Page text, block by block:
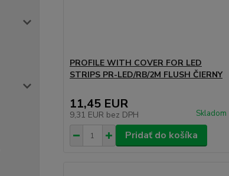
PROFILE WITH COVER FOR LED
STRIPS PR-LED/RB/2M FLUSH ČIERNY
11,45 EUR
9,31 EUR bez DPH Skladom
Pridať do košíka